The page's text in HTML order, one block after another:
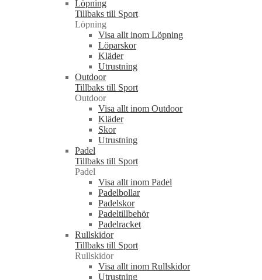
Löpning
Tillbaks till Sport
Löpning
Visa allt inom Löpning
Löparskor
Kläder
Utrustning
Outdoor
Tillbaks till Sport
Outdoor
Visa allt inom Outdoor
Kläder
Skor
Utrustning
Padel
Tillbaks till Sport
Padel
Visa allt inom Padel
Padelbollar
Padelskor
Padeltillbehör
Padelracket
Rullskidor
Tillbaks till Sport
Rullskidor
Visa allt inom Rullskidor
Utrustning